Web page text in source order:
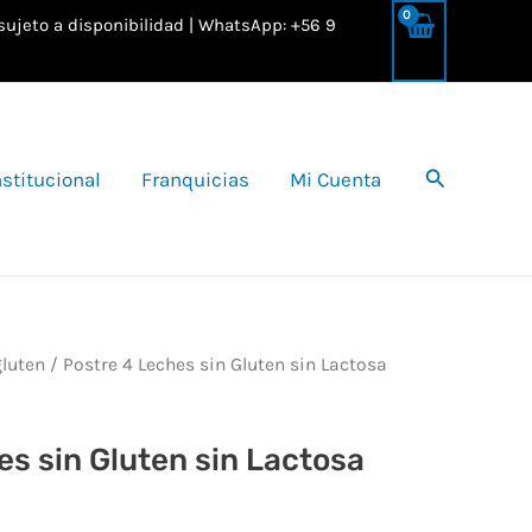
a disponibilidad | WhatsApp: +56 9
Franquicias Mi Cuenta Buscar
/ Postre 4 Leches sin Gluten sin Lactosa
sin Gluten sin Lactosa